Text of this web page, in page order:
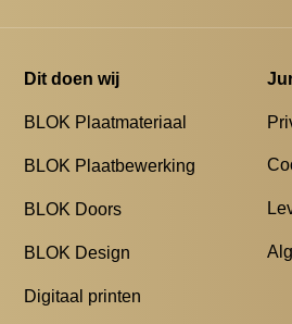
Dit doen wij
BLOK Plaatmateriaal
BLOK Plaatbewerking
BLOK Doors
BLOK Design
Digitaal printen